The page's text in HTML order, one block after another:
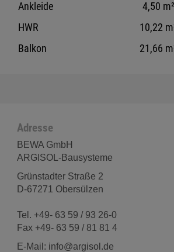
Ankleide
4,50 m²
HWR
10,22
Balkon
21,66
Adresse
BEWA GmbH
ARGISOL-Bausysteme
Grünstadter Straße 2
D-67271 Obersülzen
Tel. +49- 63 59 / 93 26-0
Fax +49- 63 59 / 81 81 4
E-Mail: info@argisol.de